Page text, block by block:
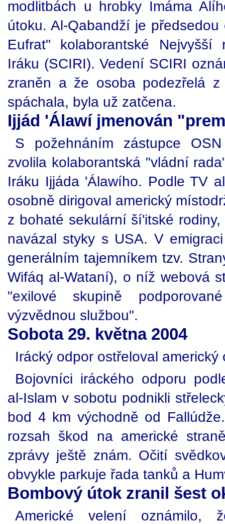
modlitbách u hrobky Imáma
útoku. Al-Qabandží je
Eufrat" kolaborantské
Iráku (SCIRI). Vedení SCIRI
zraněn a že osoba podezřelá
spáchala, byla už zatčena.
Ijjád 'Álawí jmenován
S požehnáním zástupce
zvolila kolaborantská "vládní
Iráku Ijjáda 'Álawího. Podle TV
osobně dirigoval americký
z bohaté sekulární ší'itské
navázal styky s USA. V
generálním tajemníkem tzv.
Wifáq al-Wataní), o níž webová
"exilové skupině
výzvědnou službou".
Sobota 29. května 2004
Irácký odpor ostřeloval
Bojovníci iráckého odporu
al-Islam v sobotu podnikli
bod 4 km východně od
rozsah škod na americké
zprávy ještě znám. Očití
obvykle parkuje řada tanků a
Bombový útok zranil šest
Americké velení